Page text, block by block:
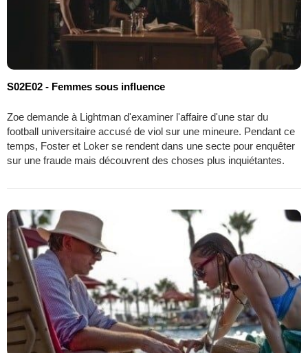
S02E02 - Femmes sous influence
Zoe demande à Lightman d'examiner l'affaire d'une star du
football universitaire accusé de viol sur une mineure. Pendant ce
temps, Foster et Loker se rendent dans une secte pour enquêter
sur une fraude mais découvrent des choses plus inquiétantes.